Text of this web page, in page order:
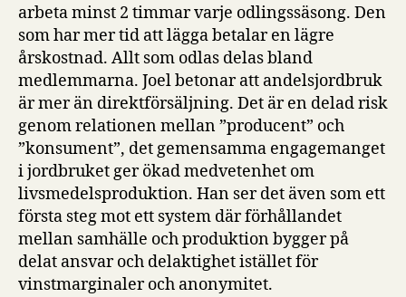
arbeta minst 2 timmar varje odlingssäsong. Den
som har mer tid att lägga betalar en lägre
årskostnad. Allt som odlas delas bland
medlemmarna. Joel betonar att andelsjordbruk
är mer än direktförsäljning. Det är en delad risk
genom relationen mellan ”producent” och
”konsument”, det gemensamma engagemanget
i jordbruket ger ökad medvetenhet om
livsmedelsproduktion. Han ser det även som ett
första steg mot ett system där förhållandet
mellan samhälle och produktion bygger på
delat ansvar och delaktighet istället för
vinstmarginaler och anonymitet.